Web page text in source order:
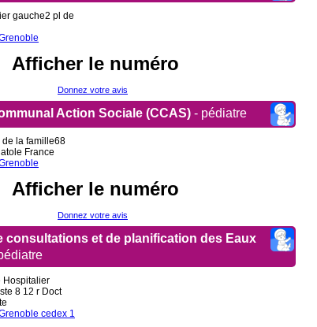
gauche2 pl de
Afficher le numéro
Donnez votre avis
Action Sociale (CCAS) - pédiatre
de la famille68
France
Afficher le numéro
Donnez votre avis
consultations et de planification des Eaux
Hospitalier
8 12 r Doct
cedex 1